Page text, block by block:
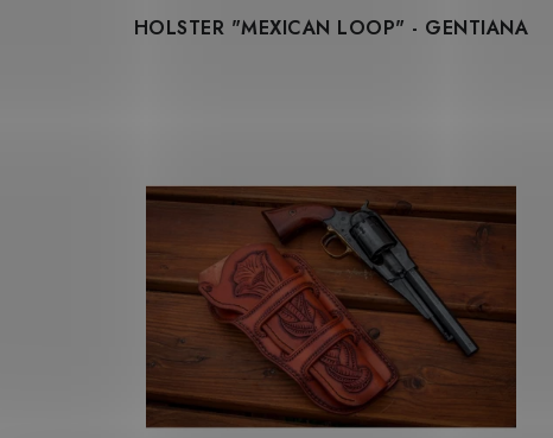
HOLSTER "MEXICAN LOOP" - GENTIANA